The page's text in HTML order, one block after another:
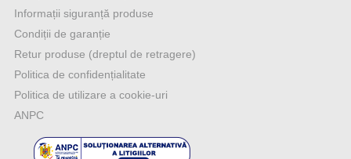
Informații siguranță produse
Condiții de garanție
Retur produse (dreptul de retragere)
Politica de confidențialitate
Politica de utilizare a cookie-uri
ANPC